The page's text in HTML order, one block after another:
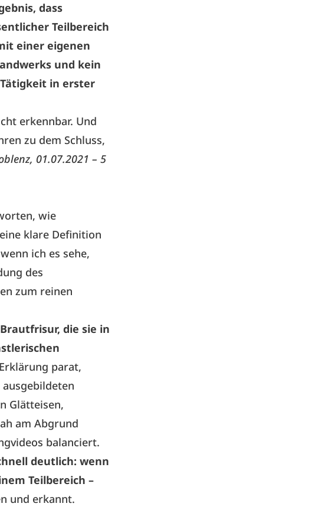
dass
Teilbereich
einer eigenen
und kein
in erster
erkennbar. Und
zu dem Schluss,
01.07.2021 – 5
wie
klare Definition
ich es sehe,
des
zum reinen
die sie in
parat,
Glätteisen,
am Abgrund
balanciert.
deutlich: wenn
Teilbereich –
und erkannt.